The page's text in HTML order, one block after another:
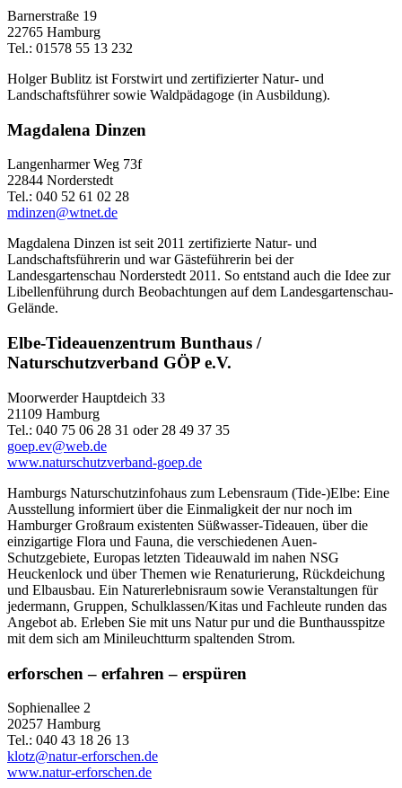
Barnerstraße 19
22765 Hamburg
Tel.: 01578 55 13 232
Holger Bublitz ist Forstwirt und zertifizierter Natur- und
Landschaftsführer sowie Waldpädagoge (in Ausbildung).
Magdalena Dinzen
Langenharmer Weg 73f
22844 Norderstedt
Tel.: 040 52 61 02 28
mdinzen@wtnet.de
Magdalena Dinzen ist seit 2011 zertifizierte Natur- und
Landschaftsführerin und war Gästeführerin bei der
Landesgartenschau Norderstedt 2011. So entstand auch die Idee zur
Libellenführung durch Beobachtungen auf dem Landesgartenschau-
Gelände.
Elbe-Tideauenzentrum Bunthaus /
Naturschutzverband GÖP e.V.
Moorwerder Hauptdeich 33
21109 Hamburg
Tel.: 040 75 06 28 31 oder 28 49 37 35
goep.ev@web.de
www.naturschutzverband-goep.de
Hamburgs Naturschutzinfohaus zum Lebensraum (Tide-)Elbe: Eine
Ausstellung informiert über die Einmaligkeit der nur noch im
Hamburger Großraum existenten Süßwasser-Tideauen, über die
einzigartige Flora und Fauna, die verschiedenen Auen-
Schutzgebiete, Europas letzten Tideauwald im nahen NSG
Heuckenlock und über Themen wie Renaturierung, Rückdeichung
und Elbausbau. Ein Naturerlebnisraum sowie Veranstaltungen für
jedermann, Gruppen, Schulklassen/Kitas und Fachleute runden das
Angebot ab. Erleben Sie mit uns Natur pur und die Bunthausspitze
mit dem sich am Minileuchtturm spaltenden Strom.
erforschen – erfahren – erspüren
Sophienallee 2
20257 Hamburg
Tel.: 040 43 18 26 13
klotz@natur-erforschen.de
www.natur-erforschen.de